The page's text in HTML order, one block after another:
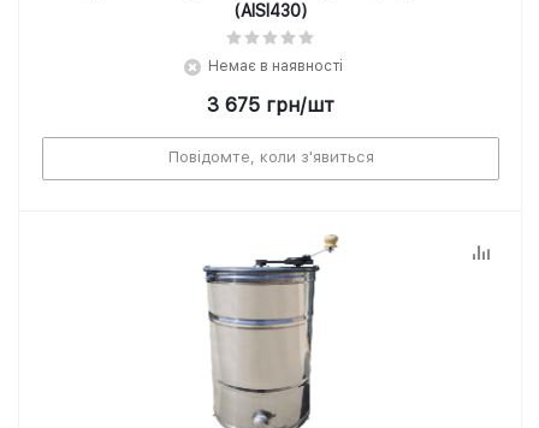
(AISI430)
Немає в наявності
3 675 грн/шт
Повідомте, коли з'явиться